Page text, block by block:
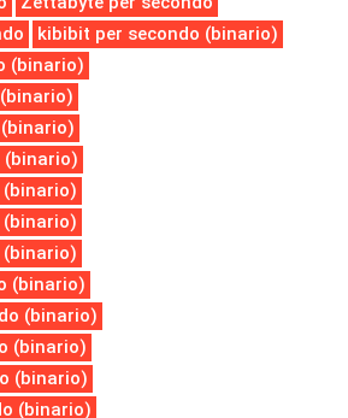
kibibit per secondo (binario)
(binario)
(binario)
(binario)
(binario)
(binario)
(binario)
(binario)
(binario)
(binario)